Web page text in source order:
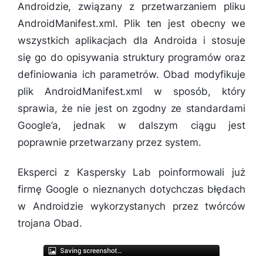
Androidzie, związany z przetwarzaniem pliku
AndroidManifest.xml. Plik ten jest obecny we
wszystkich aplikacjach dla Androida i stosuje
się go do opisywania struktury programów oraz
definiowania ich parametrów. Obad modyfikuje
plik AndroidManifest.xml w sposób, który
sprawia, że nie jest on zgodny ze standardami
Google’a, jednak w dalszym ciągu jest
poprawnie przetwarzany przez system.
Eksperci z Kaspersky Lab poinformowali już
firmę Google o nieznanych dotychczas błędach
w Androidzie wykorzystanych przez twórców
trojana Obad.